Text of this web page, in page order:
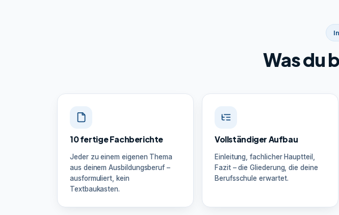
Was du
10 fertige Fachberichte
Jeder zu einem eigenen Thema
aus deinem Ausbildungsberuf –
ausformuliert, kein
Textbaukasten.
Vollständiger Aufbau
Einleitung, fachlicher Hauptteil,
Fazit – die Gliederung, die deine
Berufsschule erwartet.